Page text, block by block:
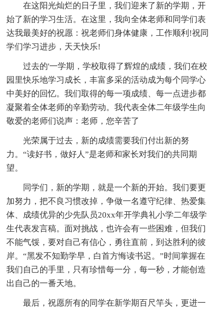
在这阳光灿烂的日子里，我们迎来了新的学期，开
始了新的学习生活。在这里，我向全体老师和同学们表
达我最美好的祝愿：祝老师们身体健康，工作顺利!祝同
学们学习进步，天天快乐!
过去的'一学期，学校取得了辉煌的成绩，我们在校
园里快乐地学习成长，丰富多采的活动成为每个同学心
中美好的回忆。我们取得的每一项成绩、每一点进步都
凝聚着全体老师的辛勤劳动。我代表全体二年级学生向
敬爱的老师们说声：老师，您辛苦了
光荣属于过去，新的成绩需要我们付出新的努
力。“读好书，做好人”是老师和家长对我们的共同期
望。
同学们，新的学期，就是一个新的开始。我们要更
加努力，把不良习惯改掉，争做一名遵守纪律、热爱集
体、成绩优异的少先队员20xx年开学典礼小学二年级学
生代表发言稿。面对挑战，也许会有一些困难，但我们
不能气馁，要对自己有信心，勇往直前，到达胜利的彼
岸。“黑发不知勤学早，白首方悔读书迟。”时间掌握在
我们自己的手里，只有珍惜每一分，每一秒，才能创造
出自己的一番天地。
最后，祝愿所有的同学在新学期百尺竿头，更进一